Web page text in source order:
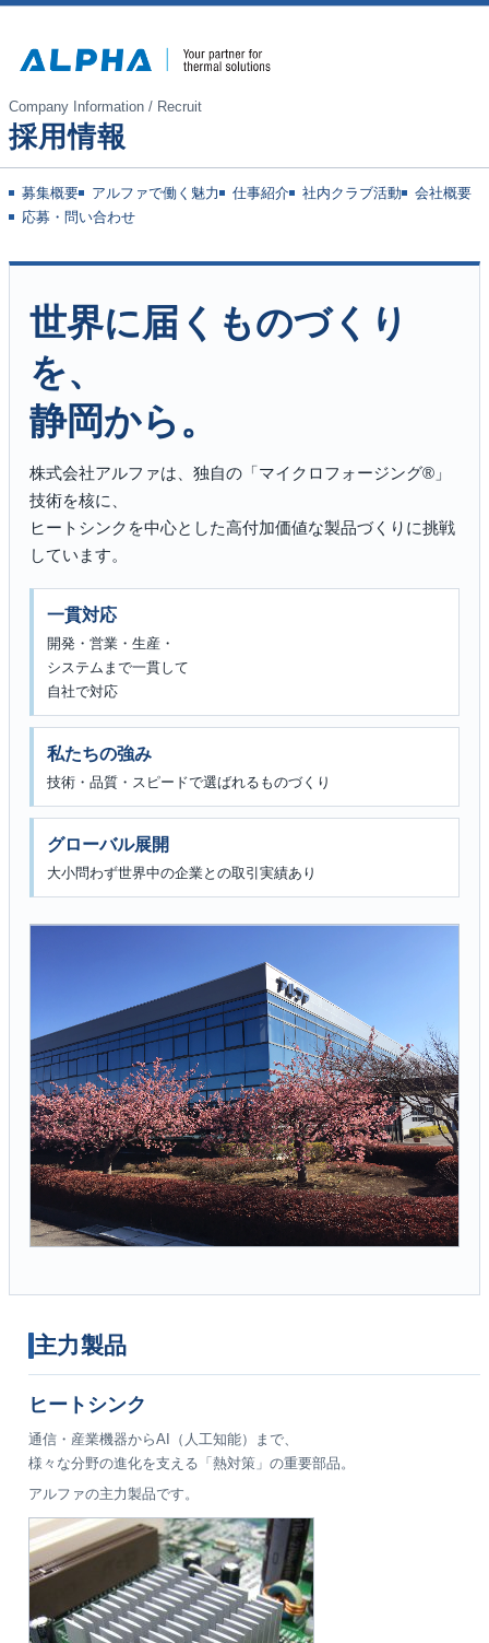
Company Information / Recruit
採用情報
募集概要 アルファで働く魅力 仕事紹介 社内クラブ活動
会社概要
応募・問い合わせ
世界に届くものづくり
を、
静岡から。
株式会社アルファは、独自の「マイクロフォージング®」
技術を核に、
ヒートシンクを中心とした高付加価値な製品づくりに挑戦
しています。
一貫対応
開発・営業・生産・
システムまで一貫して
自社で対応
私たちの強み
技術・品質・スピードで選ばれるものづくり
グローバル展開
大小問わず世界中の企業との取引実績あり
主力製品
ヒートシンク
通信・産業機器からAI（人工知能）まで、
様々な分野の進化を支える「熱対策」の重要部品。
アルファの主力製品です。